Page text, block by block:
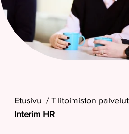
Etusivu Tilitoimiston palvelut
Interim HR